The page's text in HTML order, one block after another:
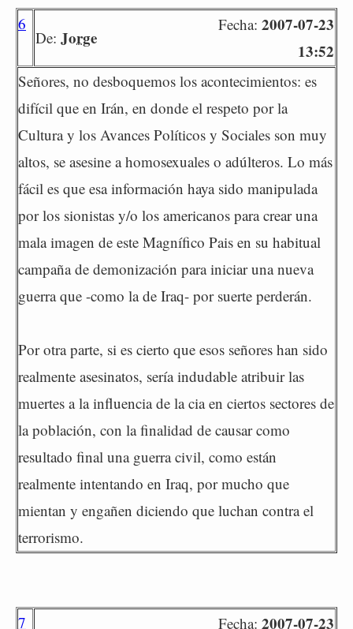
6
De: Jorge
Fecha: 2007-07-23
13:52
Señores, no desboquemos los acontecimientos: es
difícil que en Irán, en donde el respeto por la
Cultura y los Avances Políticos y Sociales son muy
altos, se asesine a homosexuales o adúlteros. Lo más
fácil es que esa información haya sido manipulada
por los sionistas y/o los americanos para crear una
mala imagen de este Magnífico Pais en su habitual
campaña de demonización para iniciar una nueva
guerra que -como la de Iraq- por suerte perderán.
Por otra parte, si es cierto que esos señores han sido
realmente asesinatos, sería indudable atribuir las
muertes a la influencia de la cia en ciertos sectores de
la población, con la finalidad de causar como
resultado final una guerra civil, como están
realmente intentando en Iraq, por mucho que
mientan y engañen diciendo que luchan contra el
terrorismo.
7 Fecha: 2007-07-23